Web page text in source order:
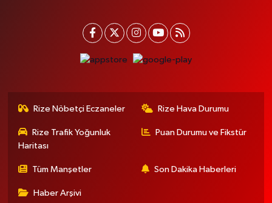
Rize Nöbetçi Eczaneler Rize Hava Durumu
Rize Trafik Yoğunluk
Haritası
Puan Durumu ve Fikstür
Tüm Manşetler Son Dakika Haberleri
Haber Arşivi